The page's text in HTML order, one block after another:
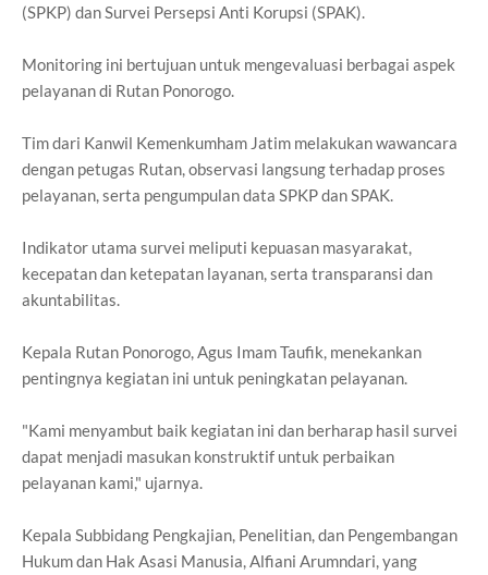
(SPKP) dan Survei Persepsi Anti Korupsi (SPAK).
Monitoring ini bertujuan untuk mengevaluasi berbagai aspek
pelayanan di Rutan Ponorogo.
Tim dari Kanwil Kemenkumham Jatim melakukan wawancara
dengan petugas Rutan, observasi langsung terhadap proses
pelayanan, serta pengumpulan data SPKP dan SPAK.
Indikator utama survei meliputi kepuasan masyarakat,
kecepatan dan ketepatan layanan, serta transparansi dan
akuntabilitas.
Kepala Rutan Ponorogo, Agus Imam Taufik, menekankan
pentingnya kegiatan ini untuk peningkatan pelayanan.
"Kami menyambut baik kegiatan ini dan berharap hasil survei
dapat menjadi masukan konstruktif untuk perbaikan
pelayanan kami," ujarnya.
Kepala Subbidang Pengkajian, Penelitian, dan Pengembangan
Hukum dan Hak Asasi Manusia, Alfiani Arumndari, yang